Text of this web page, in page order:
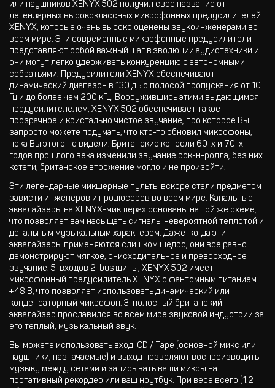
или наушников XENYX 502 получил свое название от
легендарных высококлассных микрофонных предусилителей
XENYX, которые очень высоко оценены звукоинженерами во
всем мире. Эти современные микрофонные предусилители
представляют собой важный шаг в эволюции аудиотехники и
они могут легко удерживать конкуренцию с автономными
собратьями. Предусилители XENYX обеспечивают
динамический диапазон в 130 дБ с полосой пропускания от 10
Гц и до более чем 200 кГц. Вооружившись этими выдающимся
предусилителелем, XENYX 502 обеспечивает такое
прозрачное и кристально чистое звучание, про которое Вы
запросто можете подумать, что кто-то обновил микрофоны,
пока Вы этого не видели. Британские консоли 60-х и 70-х
годов прошлого века изменили звучание рок-н-ролла, без них
кстати, британское вторжение могло и не произойти.
Эти легендарные микшерные пульты вскоре стали предметом
зависти инженеров и продюсеров во всем мире. Канальные
эквалайзеры на XENYX-микшерах основаны на той же схеме,
что позволяет вам насыщать сигналы невероятной теплотой и
детальным музыкальным характером. Даже когда эти
эквалайзеры применяются слишком щедро, они все равно
демонстрируют мягкое, снисходительное и превосходное
звучание. 5-входов 2-bus шины, XENYX 502 имеет
микрофонный предусилитель XENYX с фантомным питанием
+48 В, что позволяет использовать динамический или
конденсаторный микрофон. 3-полосный британский
эквалайзер прославился во всем мире звуковой индустрии за
его теплый, музыкальный звук.
Вы можете использовать вход CD / Tape (основной микс или
наушники, назначаемые) и выход позволяют воспроизводить
музыку между сетами и записывать ваши миксы на
портативный рекордер или ваш ноутбук. При весе всего (1.2